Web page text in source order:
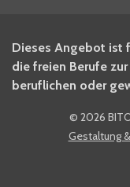
Ja,
Dieses Angebot ist
die freien Berufe
beruflichen oder
© 2026
Gestaltung